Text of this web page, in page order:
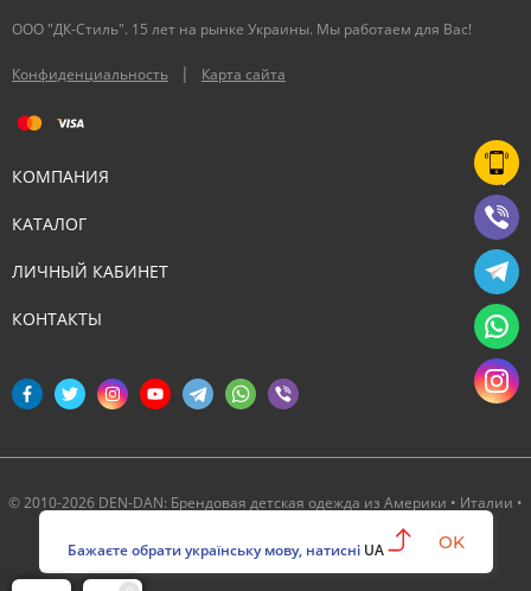
ООО "ДК-Стиль". 15 лет на рынке Украины. Мы работаем для Вас!
Конфиденциальность | Карта сайта
КОМПАНИЯ
КАТАЛОГ
ЛИЧНЫЙ КАБИНЕТ
КОНТАКТЫ
© 2010-2026 DEN-DAN: Брендовая детская одежда из Америки • Италии •
Бажаєте обрати українську мову, натисні UA OK